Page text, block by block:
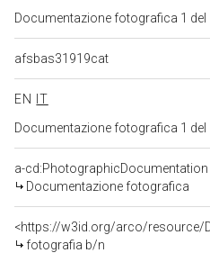
Documentazione fotografica 1
afsbas31919cat
EN
IT
Documentazione fotografica 1
a-cd:PhotographicDocumentation
Documentazione fotografica
<https://w3id.org/arco/resource/
fotografia b/n